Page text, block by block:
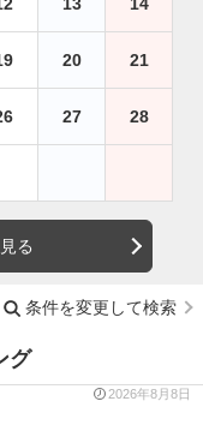
20 21
27 28
る
条件を変更して検索
グ
2026年8月8日